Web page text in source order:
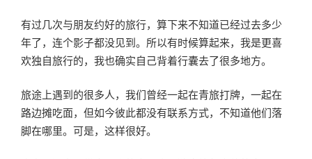
有过几次与朋友约好的旅行，算下来不知道已经过去多少
年了，连个影子都没见到。所以有时候算起来，我是更喜
欢独自旅行的，我也确实自己背着行囊去了很多地方。
旅途上遇到的很多人，我们曾经一起在青旅打牌，一起在
路边摊吃面，但如今彼此都没有联系方式，不知道他们落
脚在哪里。可是，这样很好。